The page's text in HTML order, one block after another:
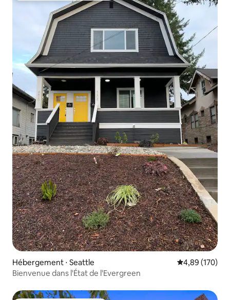
Hébergement ⋅ Seattle Évaluation
4,89 (170)
Bienvenue dans l'État de l'Evergreen